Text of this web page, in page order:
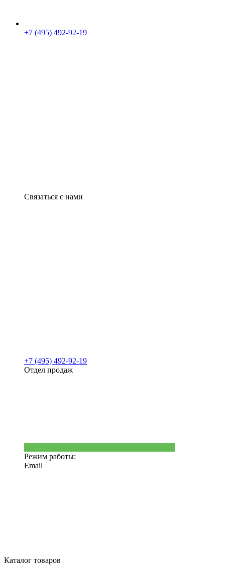
+7 (495) 492-92-19
Связаться с нами
+7 (495) 492-92-19
Отдел продаж
Режим работы:
Email
Каталог товаров